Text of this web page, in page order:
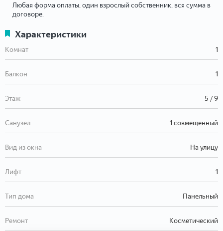
Любая форма оплаты, один взрослый собственник, вся сумма в
договоре.
Характеристики
Комнат 1
Балкон 1
Этаж 5 / 9
Санузел 1 совмещенный
Вид из окна На улицу
Лифт 1
Тип дома Панельный
Ремонт Косметический